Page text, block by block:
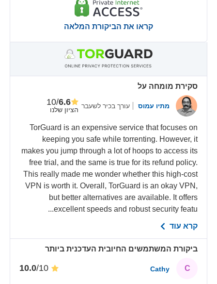
קראו את הביקורת המלאה
סקירת מומחה על
מתיו עמוס עורך בכיר לשעבר הציון שלנו
6.6
/10
TorGuard is an expensive service that focuses on
keeping you safe while torrenting. However, it
makes you jump through a lot of hoops to access its
free trial, and the same is true for its refund policy.
This really made me wonder whether this high-cost
VPN is worth it. Overall, TorGuard is an okay VPN,
but better alternatives are available. It offers
excellent speeds and robust security featu...
קרא עוד
ביקורת המשתמשים החיובית העדכנית ביותר
C
Cathy
/10